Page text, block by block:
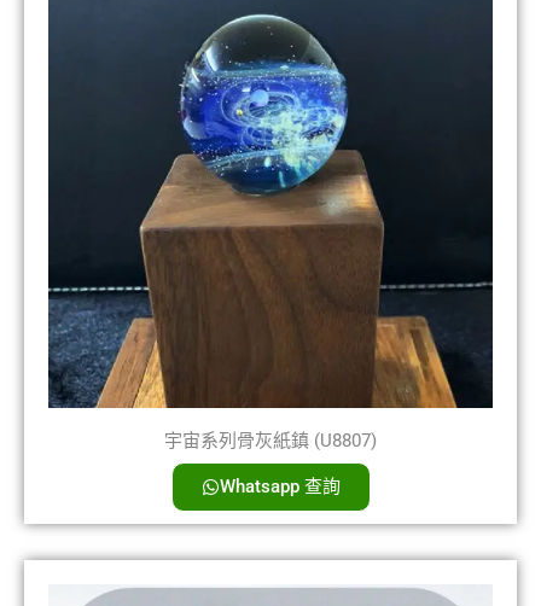
宇宙系列骨灰紙鎮 (U8807)
Whatsapp 查詢